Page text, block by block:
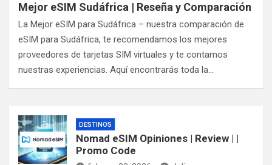
Mejor eSIM Sudáfrica | Reseña y Comparación
La Mejor eSIM para Sudáfrica – nuestra comparación de
eSIM para Sudáfrica, te recomendamos los mejores
proveedores de tarjetas SIM virtuales y te contamos
nuestras experiencias. Aquí encontrarás toda la…
DESTINOS
Nomad eSIM Opiniones | Review | |
Promo Code